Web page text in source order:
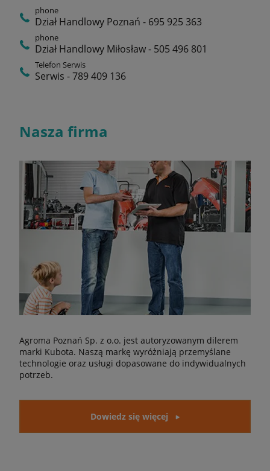
phone
Dział Handlowy Poznań - 695 925 363
phone
Dział Handlowy Miłosław - 505 496 801
Telefon Serwis
Serwis - 789 409 136
Nasza firma
Agroma Poznań Sp. z o.o. jest autoryzowanym dilerem
marki Kubota. Naszą markę wyróżniają przemyślane
technologie oraz usługi dopasowane do indywidualnych
potrzeb.
Dowiedz się więcej